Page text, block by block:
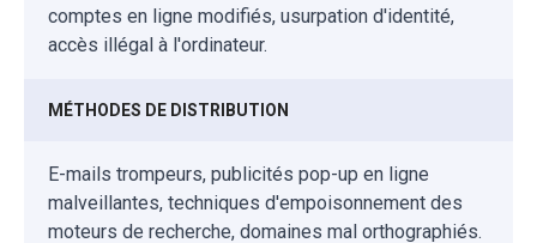
comptes en ligne modifiés, usurpation d'identité,
accès illégal à l'ordinateur.
MÉTHODES DE DISTRIBUTION
E-mails trompeurs, publicités pop-up en ligne
malveillantes, techniques d'empoisonnement des
moteurs de recherche, domaines mal orthographiés.